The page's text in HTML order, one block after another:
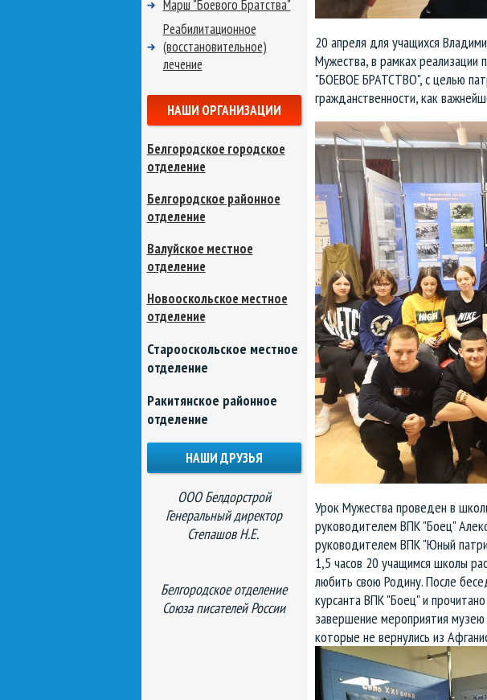
20 апреля для учащихся
Мужества, в рамках реализации
"БОЕВОЕ БРАТСТВО", с целью
гражданственности, как
Урок Мужества проведен в
руководителем ВПК "Боец"
руководителем ВПК "Юный
1,5 часов 20 учащимся школы
любить свою Родину. После
курсанта ВПК "Боец" и
завершение мероприятия
которые не вернулись из
Марш "Боевого Братства"
Реабилитационное
(восстановительное)
лечение
НАШИ ОРГАНИЗАЦИИ
Белгородское городское
отделение
Белгородское районное
отделение
Валуйское местное
отделение
Новооскольское местное
отделение
Старооскольское местное
отделение
Ракитянское районное
отделение
НАШИ ДРУЗЬЯ
ООО Белдорстрой
Генеральный директор
Степашов Н.Е.
Белгородское отделение
Союза писателей России